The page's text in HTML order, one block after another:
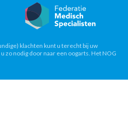
klachten kunt u terecht bij uw
zo nodig door naar een oogarts. Het NOG